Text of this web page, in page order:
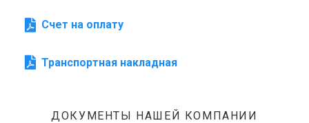
Счет на оплату
Транспортная накладная
ДОКУМЕНТЫ НАШЕЙ КОМПАНИИ